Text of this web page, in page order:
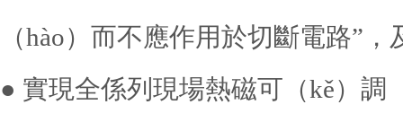
（hào）而不應作用於切斷電路”
● 實現全係列現場熱磁可（kě）調